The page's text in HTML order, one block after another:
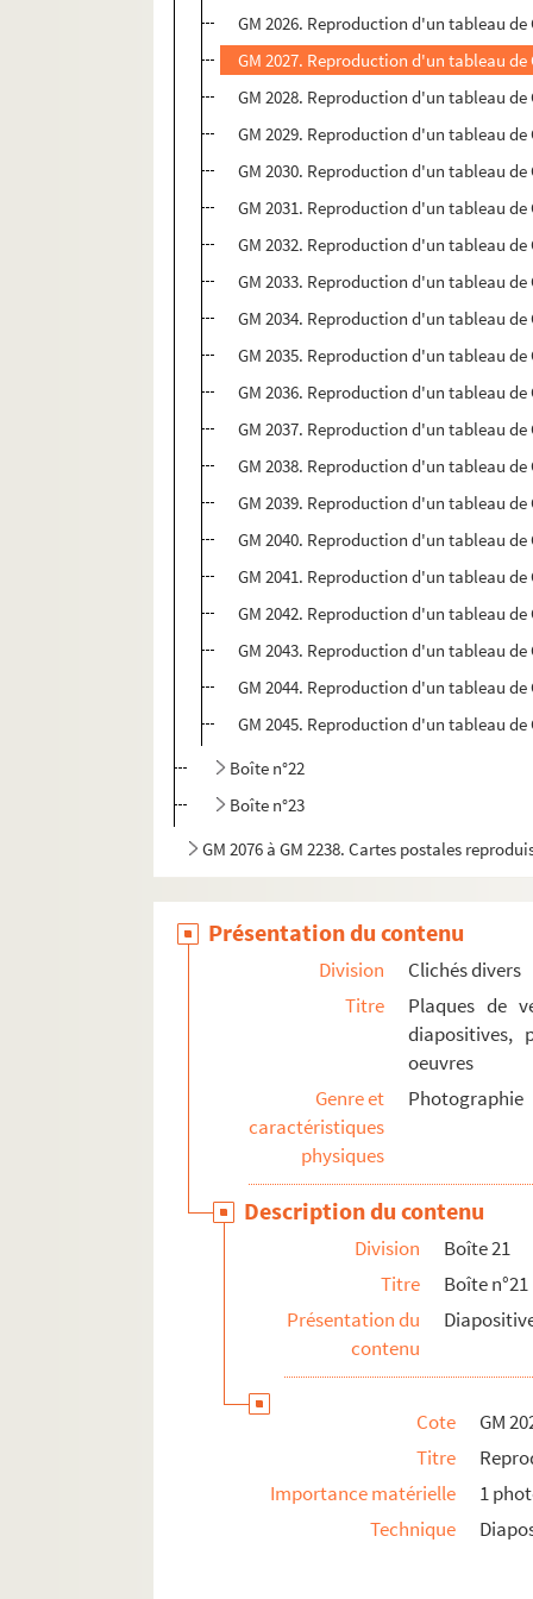
GM 2026. Reproduction d'un tableau de
GM 2027. Reproduction d'un tableau de
GM 2028. Reproduction d'un tableau de
GM 2029. Reproduction d'un tableau de
GM 2030. Reproduction d'un tableau de
GM 2031. Reproduction d'un tableau de
GM 2032. Reproduction d'un tableau de
GM 2033. Reproduction d'un tableau de
GM 2034. Reproduction d'un tableau de
GM 2035. Reproduction d'un tableau de
GM 2036. Reproduction d'un tableau de
GM 2037. Reproduction d'un tableau de
GM 2038. Reproduction d'un tableau de
GM 2039. Reproduction d'un tableau de
GM 2040. Reproduction d'un tableau de
GM 2041. Reproduction d'un tableau de
GM 2042. Reproduction d'un tableau de
GM 2043. Reproduction d'un tableau de
GM 2044. Reproduction d'un tableau de
GM 2045. Reproduction d'un tableau de
Boîte n°22
Boîte n°23
GM 2076 à GM 2238. Cartes postales
GM 2240. Appareil photographique "le Sphinx"
GM 2241. Carnet de croquis originaux de
Présentation du contenu
Division
Clichés divers
Titre
Plaques de
diapositives,
oeuvres
Genre et
caractéristiques
physiques
Photographie
Description du contenu
Division
Boîte 21
Titre
Boîte n°21
Présentation du
contenu
Cote
GM
Titre
Importance matérielle
1
Technique